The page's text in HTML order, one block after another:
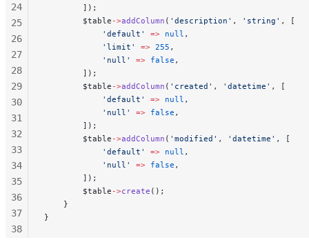
        ]);
        $table
->addColumn ( 'description' , 'string' , [
            'default'
=> null ,
            'limit'
=> 255 ,
            'null'
=> false ,
        ]);
        $table
->addColumn ( 'created' , 'datetime' , [
            'default'
=> null ,
            'null'
=> false ,
        ]);
        $table
->addColumn ( 'modified' , 'datetime' , [
            'default'
=> null ,
            'null'
=> false ,
        ]);
        $table
->create ();
    }
}
24
25
26
27
28
29
30
31
32
33
34
35
36
37
38